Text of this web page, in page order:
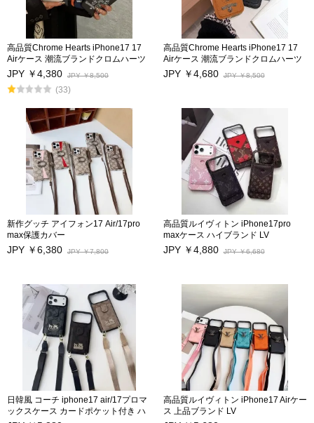
高品質Chrome Hearts iPhone17 17
Airケース 潮流ブランドクロムハーツ
アイフォン17プロ/17Pro Max保護カ
バー男女兼用 iphone16/16Pro/16Pro
Max携帯スマホケースカードポケット
キス防止 アイフォン14/14Pro/14Pro
Max/13/13Proカバー 激安海外通販
JPY ￥4,380 JPY ￥8,500
(33)
高品質Chrome Hearts iPhone17 17
Airケース 潮流ブランドクロムハーツ
アイフォン17プロ/17Pro Max保護カ
バー男女兼用 iphone16/16Pro/16Pro
キス防止 アイフォン14/14Pro/14Pro
Max/13/13Proカバー 激安海外通販
JPY ￥4,680 JPY ￥8,500
新作グッチ アイフォン17 Air/17pro
max保護カバー
iphone16 iphone16pro/ 16pro maxケ
ース カードポケット付き
プロ携帯カバー ストラップ付き Gucci
アイフォン14 Pro max 17スマホ保護
カバー 激安 iPhone13pro/13 Pro
max/12スマホケース 高品質
JPY ￥6,380 JPY ￥7,800
高品質ルイヴィトン iPhone17pro
maxケース ハイブランド LV
iPhone17/17Pro/17airスマホケース
性能抜群 カードポケット付き アイフ
iphone14Pro Max/13/13Pro 12Pro
Maxケース モノグラムビジネス風
JPY ￥4,880 JPY ￥6,680
日韓風 コーチ iphone17 air/17プロマ
ックスケース カードポケット付き ハ
高品質ルイヴィトン iPhone17 Airケー
ス 上品ブランド LV